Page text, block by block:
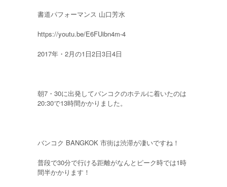
書道パフォーマンス 山口芳水
https://youtu.be/E6FUibn4m-4
2017年・2月の1日2日3日4日
朝7・30に出発してバンコクのホテルに着いたのは
20:30で13時間かかりました。
バンコク BANGKOK 市街は渋滞が凄いですね！
普段で30分で行ける距離がなんとピーク時では1時
間半かかります！